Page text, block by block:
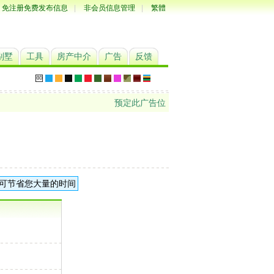
免注册免费发布信息 | 非会员信息管理 | 繁體
墅 工具 房产中介 广告 反馈
预定此广告位
节省您大量的时间